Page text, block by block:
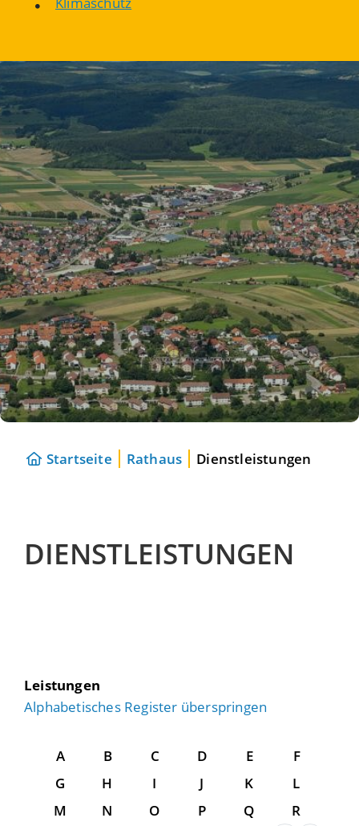
Startseite Rathaus Dienstleistungen
DIENSTLEISTUNGEN
Leistungen
Alphabetisches Register überspringen
A B C D E
F
G
H I J K
L
M
N O P Q
R